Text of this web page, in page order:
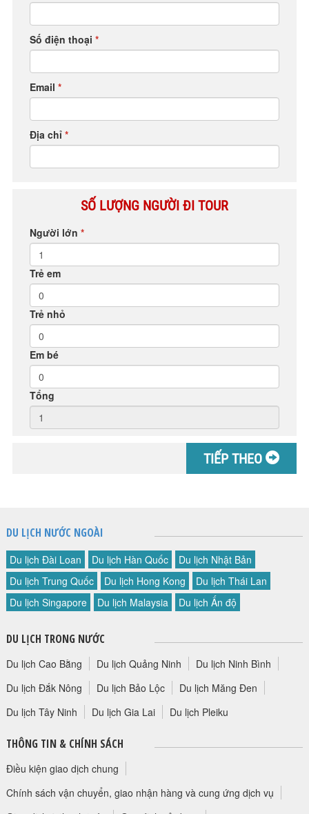
Số điện thoại *
Email *
Địa chỉ *
SỐ LƯỢNG NGƯỜI ĐI TOUR
Người lớn *
Trẻ em
Trẻ nhỏ
Em bé
Tổng
TIẾP THEO
DU LỊCH NƯỚC NGOÀI
Du lịch Đài Loan Du lịch Hàn Quốc
Du lịch Nhật Bản
Du lịch Trung Quốc
Du lịch Hong Kong
Du lịch Thái Lan
Du lịch Singapore
Du lịch Malaysia Du lịch Ấn độ
DU LỊCH TRONG NƯỚC
Du lịch Cao Bằng Du lịch Quảng Ninh
Du lịch Ninh Bình
Du lịch Đắk Nông
Du lịch Bảo Lộc
Du lịch Măng Đen
Du lịch Tây Ninh
Du lịch Gia Lai Du lịch Pleiku
THÔNG TIN & CHÍNH SÁCH
Điều kiện giao dịch chung
Chính sách vận chuyển, giao nhận hàng và cung ứng dịch vụ